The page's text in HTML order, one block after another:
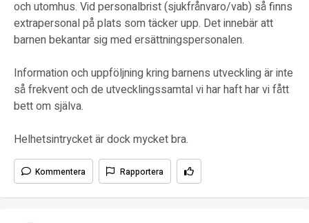
och utomhus. Vid personalbrist (sjukfrånvaro/vab) så finns
extrapersonal på plats som täcker upp. Det innebär att
barnen bekantar sig med ersättningspersonalen.
Information och uppföljning kring barnens utveckling är inte
så frekvent och de utvecklingssamtal vi har haft har vi fått
bett om själva.
Helhetsintrycket är dock mycket bra.
Kommentera Rapportera